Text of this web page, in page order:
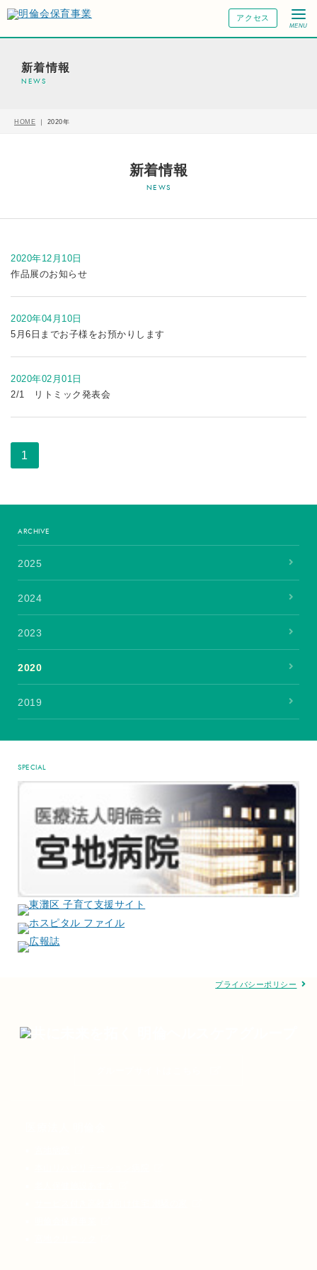
アクセス
MENU
新着情報
HOME ｜ 2020年
新着情報
2020年12月10日
作品展のお知らせ
2020年04月10日
5月6日までお子様をお預かりします
2020年02月01日
2/1 リトミック発表会
1
ARCHIVE
2025
2024
2023
2020
2019
SPECIAL
プライバシーポリシー